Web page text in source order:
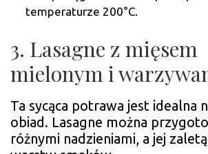
temperaturze 200°C.
3. Lasagne z mięsem
mielonym i
Ta sycąca potrawa jest idealna
obiad. Lasagne można
różnymi nadzieniami, a jej